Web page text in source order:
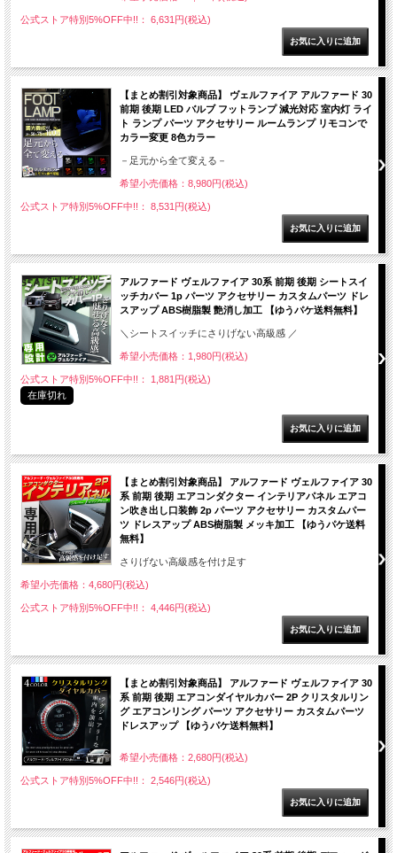
公式ストア特別5%OFF中!!： 6,631円(税込)
【まとめ割引対象商品】 ヴェルファイア アルファード 30
前期 後期 LED バルブ フットランプ 減光対応 室内灯 ライ
ト ランプ パーツ アクセサリー ルームランプ リモコンで
カラー変更 8色カラー
－足元から全て変える－
希望小売価格：8,980円(税込)
公式ストア特別5%OFF中!!： 8,531円(税込)
アルファード ヴェルファイア 30系 前期 後期 シートスイ
ッチカバー 1p パーツ アクセサリー カスタムパーツ ドレ
スアップ ABS樹脂製 艶消し加工 【ゆうパケ送料無料】
＼シートスイッチにさりげない高級感 ／
希望小売価格：1,980円(税込)
公式ストア特別5%OFF中!!： 1,881円(税込)
在庫切れ
【まとめ割引対象商品】 アルファード ヴェルファイア 30
系 前期 後期 エアコンダクター インテリアパネル エアコ
ン吹き出し口装飾 2p パーツ アクセサリー カスタムパー
ツ ドレスアップ ABS樹脂製 メッキ加工 【ゆうパケ送料
無料】
さりげない高級感を付け足す
希望小売価格：4,680円(税込)
公式ストア特別5%OFF中!!： 4,446円(税込)
【まとめ割引対象商品】 アルファード ヴェルファイア 30
系 前期 後期 エアコンダイヤルカバー 2P クリスタルリン
グ エアコンリング パーツ アクセサリー カスタムパーツ
ドレスアップ 【ゆうパケ送料無料】
希望小売価格：2,680円(税込)
公式ストア特別5%OFF中!!： 2,546円(税込)